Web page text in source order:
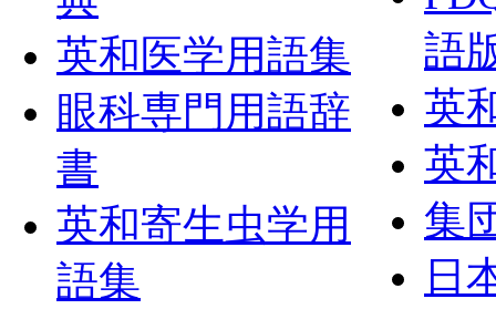
英和医学用語集
眼科専門用語辞
書
英和寄生虫学用
語集
語
英
英
集
日